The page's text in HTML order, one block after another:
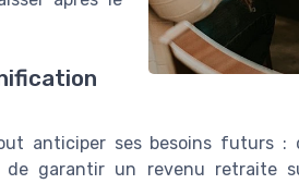
anticiper ses besoins futurs :
de garantir un revenu retraite